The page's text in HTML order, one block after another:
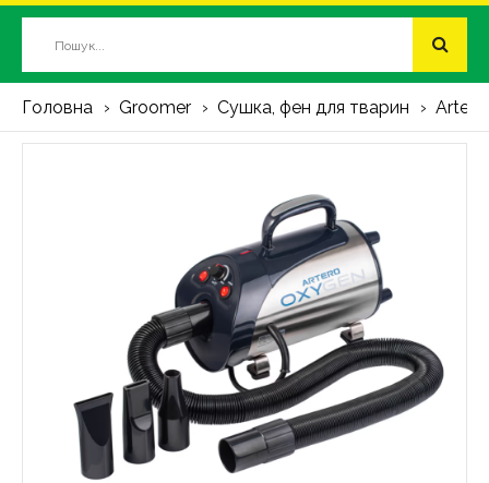
Головна Groomer Сушка, фен для тварин